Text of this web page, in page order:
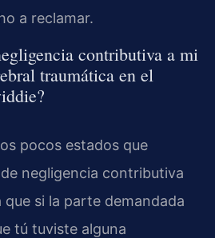
a reclamar.
contributiva a mi
traumática en el
pocos estados que
negligencia contributiva
si la parte demandada
tú tuviste alguna